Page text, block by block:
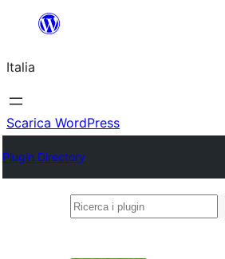
contenuto
Italia
Scarica WordPress
Plugin Directory
Ricerca